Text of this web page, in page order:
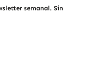
semanal. Sin